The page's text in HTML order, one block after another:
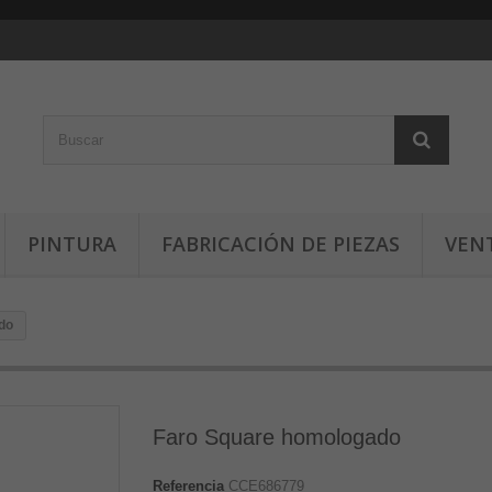
PINTURA FABRICACIÓN DE PIEZAS
Faro Square homologado
Referencia CCE686779